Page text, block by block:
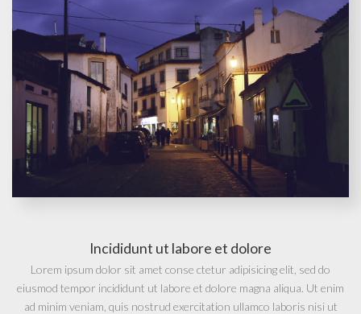
Incididunt ut labore et dolore
Lorem ipsum dolor sit amet conse ctetur adipisicing elit, sed do
eiusmod tempor incididunt ut labore et dolore magna aliqua. Ut enim
ad minim veniam, quis nostrud exercitation ullamco laboris nisi ut